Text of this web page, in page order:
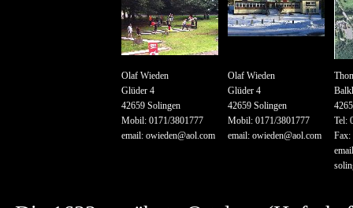
Olaf Wieden
Glüder 4
42659 Solingen
Mobil: 0171/3801777
email: owieden@aol.com
Olaf Wieden
Glüder 4
42659 Solingen
Mobil: 0171/3801777
email: owieden@aol.com
Tel:
Fax: